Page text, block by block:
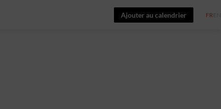
Ajouter au calendrier FR